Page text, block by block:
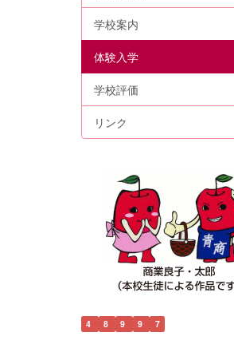
学校案内
体験入学
学校評価
リンク
4 8 9 9 7